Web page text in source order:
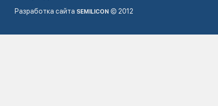
Разработка сайта SEMILICON © 2012